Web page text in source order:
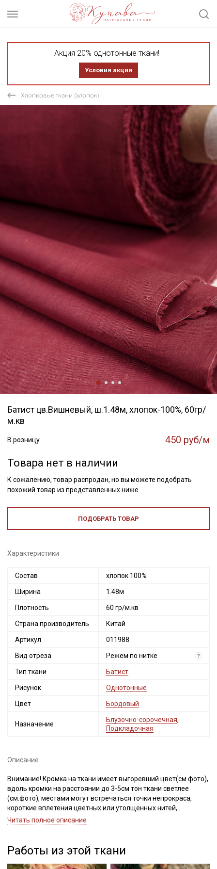
Акция 20% однотонные ткани!
Условия акции
Хлопковые ткани (хлопок)
Батист цв.Вишневый, ш.1.48м, хлопок-100%, 60гр/
м.кв
В розницу 450 руб/м
Товара нет в наличии
К сожалению, товар распродан, но вы можете подобрать
похожий товар из представленных ниже
ПОДОБРАТЬ ТОВАР
Характеристики
Состав хлопок 100%
Ширина 1.48м
Плотность 60 гр/м.кв
Страна производитель Китай
Артикул 011988
Вид отреза Режем по нитке ?
Тип ткани Батист
Рисунок Однотонные
Цвет Бордовый
Назначение
Блузочно-сорочечная,
Подкладочная
Описание
Внимание! Кромка на ткани имеет выгоревший цвет(см.фото),
вдоль кромки на расстоянии до 3-5см тон ткани светлее
(см.фото), местами могут встречаться точки непрокраса,
короткие вплетения цветных или утолщенных нитей,
маленькие катышки, местами ткань может быть мятая
не являются. Ширина ткани ±2см. Просим учитывать это при
заказе!
Читать полное описание
Работы из этой ткани